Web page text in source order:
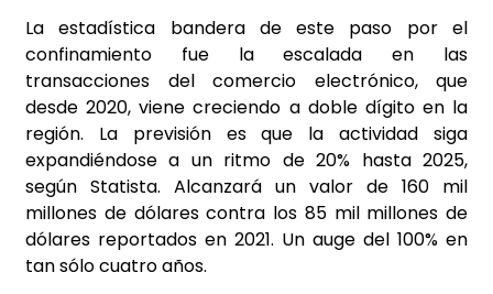
La estadística bandera de este paso por el
confinamiento fue la escalada en las
transacciones del comercio electrónico, que
desde 2020, viene creciendo a doble dígito en la
región. La previsión es que la actividad siga
expandiéndose a un ritmo de 20% hasta 2025,
según Statista. Alcanzará un valor de 160 mil
millones de dólares contra los 85 mil millones de
dólares reportados en 2021. Un auge del 100% en
tan sólo cuatro años.